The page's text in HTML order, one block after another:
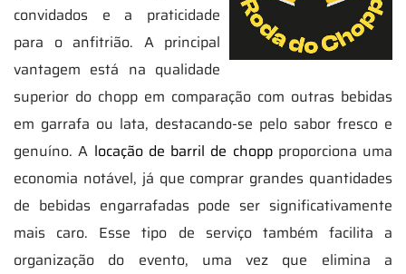
convidados e a praticidade
para o anfitrião. A principal
vantagem está na qualidade
superior do chopp em comparação com outras bebidas
em garrafa ou lata, destacando-se pelo sabor fresco e
genuíno. A locação de barril de choppproporciona uma
economia notável, já que comprar grandes quantidades
de bebidas engarrafadas pode ser significativamente
mais caro. Esse tipo de serviço também facilita a
organização do evento, uma vez que elimina a